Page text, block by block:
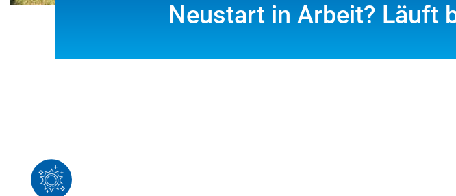
Neustart in Arbeit? Läuft